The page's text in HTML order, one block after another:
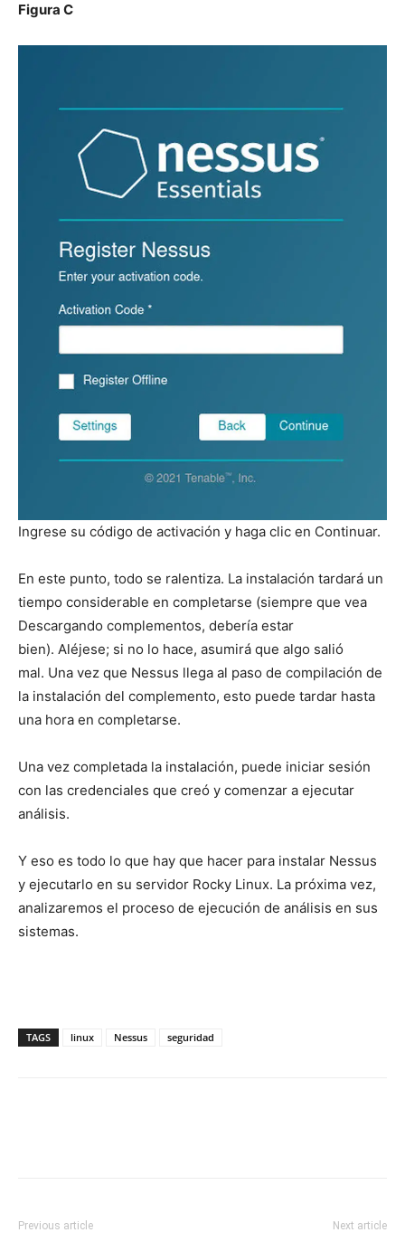
Figura C
Ingrese su código de activación y haga clic en Continuar.
En este punto, todo se ralentiza. La instalación tardará un
tiempo considerable en completarse (siempre que vea
Descargando complementos, debería estar
bien). Aléjese; si no lo hace, asumirá que algo salió
mal. Una vez que Nessus llega al paso de compilación de
la instalación del complemento, esto puede tardar hasta
una hora en completarse.
Una vez completada la instalación, puede iniciar sesión
con las credenciales que creó y comenzar a ejecutar
análisis.
Y eso es todo lo que hay que hacer para instalar Nessus
y ejecutarlo en su servidor Rocky Linux. La próxima vez,
analizaremos el proceso de ejecución de análisis en sus
sistemas.
TAGS linux Nessus seguridad
Previous article Next article